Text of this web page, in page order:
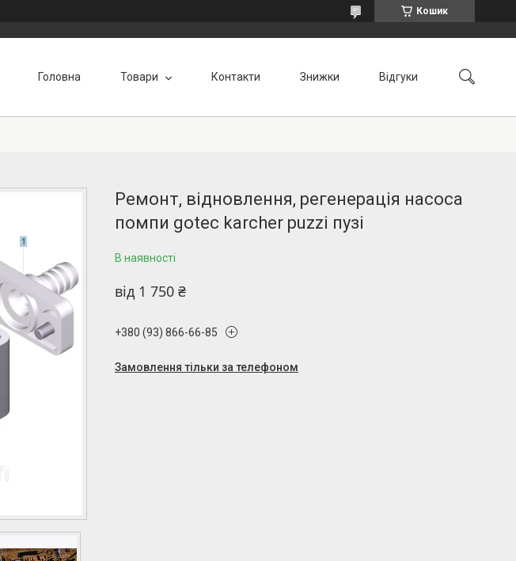
Кошик
Головна Товари Контакти Знижки Відгуки
Ремонт, відновлення, регенерація насоса
помпи gotec karcher puzzi пузі
В наявності
від 1 750 ₴
+380 (93) 866-66-85
Замовлення тільки за телефоном